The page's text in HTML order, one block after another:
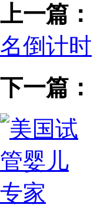
上一篇：
名倒计时
下一篇：